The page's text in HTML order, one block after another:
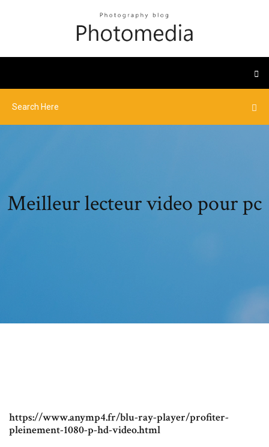
Meilleur lecteur video pour pc
https://www.anymp4.fr/blu-ray-player/profiter-
pleinement-1080-p-hd-video.html